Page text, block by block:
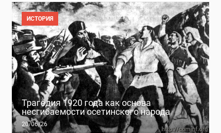
Трагедия 1920 года как основа
несгибаемости осетинского народа
20/06/26
ИСТОРИЯ